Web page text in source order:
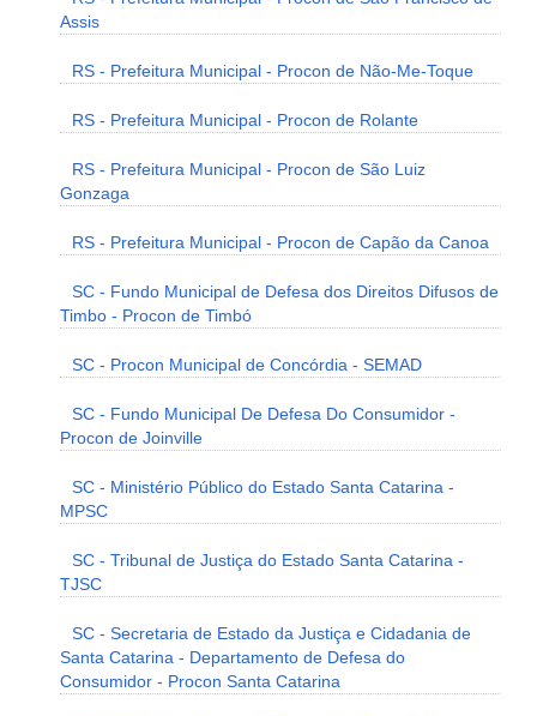
Assis
RS - Prefeitura Municipal - Procon de Não-Me-Toque
RS - Prefeitura Municipal - Procon de Rolante
RS - Prefeitura Municipal - Procon de São Luiz
Gonzaga
RS - Prefeitura Municipal - Procon de Capão da Canoa
SC - Fundo Municipal de Defesa dos Direitos Difusos de
Timbo - Procon de Timbó
SC - Procon Municipal de Concórdia - SEMAD
SC - Fundo Municipal De Defesa Do Consumidor -
Procon de Joinville
SC - Ministério Público do Estado Santa Catarina -
MPSC
SC - Tribunal de Justiça do Estado Santa Catarina -
TJSC
SC - Secretaria de Estado da Justiça e Cidadania de
Santa Catarina - Departamento de Defesa do
Consumidor - Procon Santa Catarina